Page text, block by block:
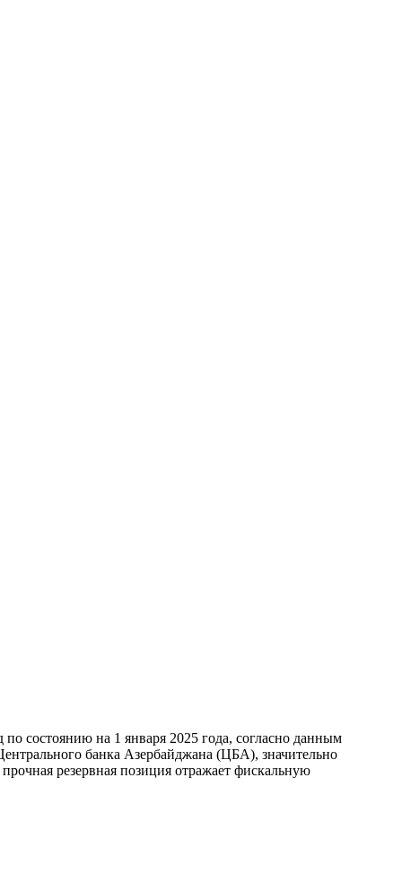
состоянию на 1 января 2025 года, согласно данным
банка Азербайджана (ЦБА), значительно
резервная позиция отражает фискальную